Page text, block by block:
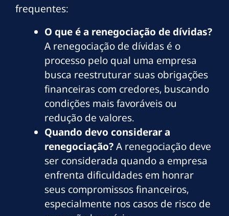
frequentes:
O que é a renegociação de dívidas?
A renegociação de dívidas é o
processo pelo qual uma empresa
busca reestruturar suas obrigações
financeiras com credores, buscando
condições mais favoráveis ou
redução de valores.
Quando devo considerar a
renegociação?A renegociação deve
ser considerada quando a empresa
enfrenta dificuldades em honrar
seus compromissos financeiros,
especialmente nos casos de risco de